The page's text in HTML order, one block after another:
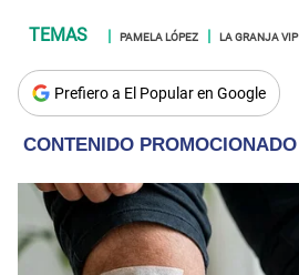
PAMELA LÓPEZ LA GRANJA VIP
Prefiero a El Popular en Google